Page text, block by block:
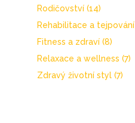
Rodičovství (14)
Rehabilitace a tejpování
Fitness a zdraví (8)
Relaxace a wellness (7)
Zdravý životní styl (7)